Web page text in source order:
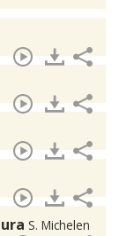
S. Michelen